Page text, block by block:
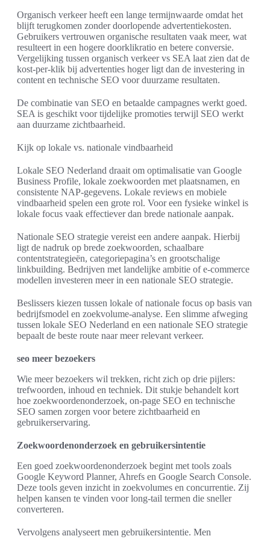
Organisch verkeer heeft een lange termijnwaarde omdat het
blijft terugkomen zonder doorlopende advertentiekosten.
Gebruikers vertrouwen organische resultaten vaak meer, wat
resulteert in een hogere doorklikratio en betere conversie.
Vergelijking tussen organisch verkeer vs SEA laat zien dat de
kost-per-klik bij advertenties hoger ligt dan de investering in
content en technische SEO voor duurzame resultaten.
De combinatie van SEO en betaalde campagnes werkt goed.
SEA is geschikt voor tijdelijke promoties terwijl SEO werkt
aan duurzame zichtbaarheid.
Kijk op lokale vs. nationale vindbaarheid
Lokale SEO Nederland draait om optimalisatie van Google
Business Profile, lokale zoekwoorden met plaatsnamen, en
consistente NAP-gegevens. Lokale reviews en mobiele
vindbaarheid spelen een grote rol. Voor een fysieke winkel is
lokale focus vaak effectiever dan brede nationale aanpak.
Nationale SEO strategie vereist een andere aanpak. Hierbij
ligt de nadruk op brede zoekwoorden, schaalbare
contentstrategieën, categoriepagina’s en grootschalige
linkbuilding. Bedrijven met landelijke ambitie of e-commerce
modellen investeren meer in een nationale SEO strategie.
Beslissers kiezen tussen lokale of nationale focus op basis van
bedrijfsmodel en zoekvolume-analyse. Een slimme afweging
tussen lokale SEO Nederland en een nationale SEO strategie
bepaalt de beste route naar meer relevant verkeer.
seo meer bezoekers
Wie meer bezoekers wil trekken, richt zich op drie pijlers:
trefwoorden, inhoud en techniek. Dit stukje behandelt kort
hoe zoekwoordenonderzoek, on-page SEO en technische
SEO samen zorgen voor betere zichtbaarheid en
gebruikerservaring.
Zoekwoordenonderzoek en gebruikersintentie
Een goed zoekwoordenonderzoek begint met tools zoals
Google Keyword Planner, Ahrefs en Google Search Console.
Deze tools geven inzicht in zoekvolumes en concurrentie. Zij
helpen kansen te vinden voor long-tail termen die sneller
converteren.
Vervolgens analyseert men gebruikersintentie. Men